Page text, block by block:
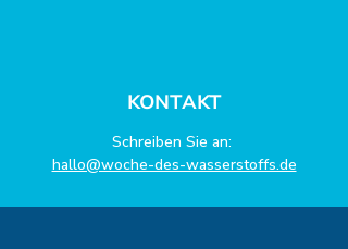
KONTAKT
Schreiben Sie an:
hallo@woche-des-wasserstoffs.de